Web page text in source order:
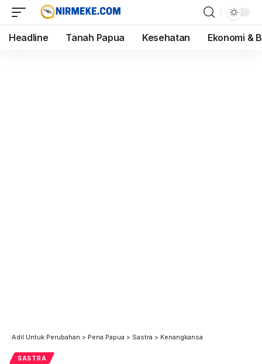
Headline Tanah Papua Kesehatan Ekonomi &
Adil Untuk Perubahan > Pena Papua > Sastra > Kenangkansa
SASTRA